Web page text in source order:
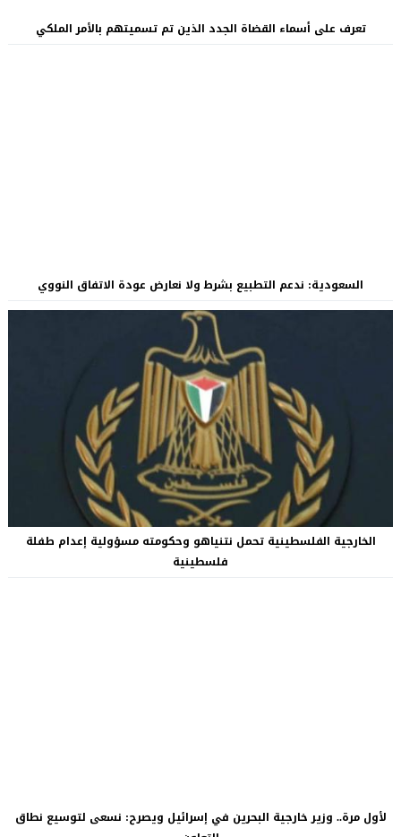
تعرف على أسماء القضاة الجدد الذين تم تسميتهم بالأمر الملكي
السعودية: ندعم التطبيع بشرط ولا نعارض عودة الاتفاق النووي
الخارجية الفلسطينية تحمل نتنياهو وحكومته مسؤولية إعدام طفلة
فلسطينية
لأول مرة.. وزير خارجية البحرين في إسرائيل ويصرح: نسعى لتوسيع نطاق